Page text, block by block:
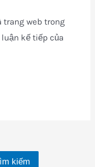
kiếm
trang web trong
kế tiếp của